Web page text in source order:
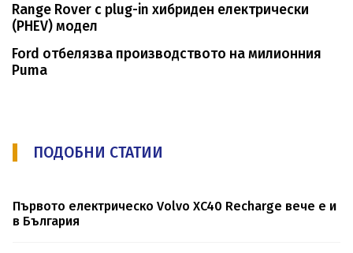
Range Rover с plug-in хибриден електрически
(PHEV) модел
Ford отбелязва производството на милионния
Puma
ПОДОБНИ СТАТИИ
Първото електрическо Volvo XC40 Recharge вече е и
в България